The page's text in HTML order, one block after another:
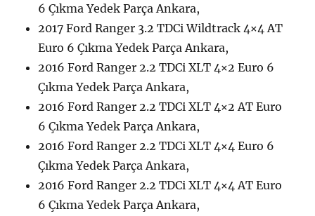
6 Çıkma Yedek Parça Ankara,
2017 Ford Ranger 3.2 TDCi Wildtrack 4×4 AT
Euro 6 Çıkma Yedek Parça Ankara,
2016 Ford Ranger 2.2 TDCi XLT 4×2 Euro 6
Çıkma Yedek Parça Ankara,
2016 Ford Ranger 2.2 TDCi XLT 4×2 AT Euro
6 Çıkma Yedek Parça Ankara,
2016 Ford Ranger 2.2 TDCi XLT 4×4 Euro 6
Çıkma Yedek Parça Ankara,
2016 Ford Ranger 2.2 TDCi XLT 4×4 AT Euro
6 Çıkma Yedek Parça Ankara,